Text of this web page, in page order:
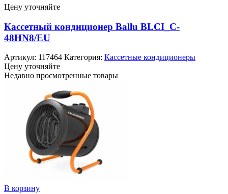
Цену уточняйте
Кассетный кондиционер Ballu BLCI_C-
48HN8/EU
Артикул: 117464 Категория: Кассетные кондиционеры
Цену уточняйте
Недавно просмотренные товары
В корзину